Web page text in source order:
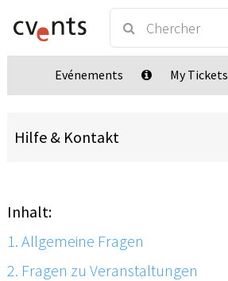
Evénements My Tickets
Hilfe & Kontakt
Inhalt:
1. Allgemeine Fragen
2. Fragen zu Veranstaltungen